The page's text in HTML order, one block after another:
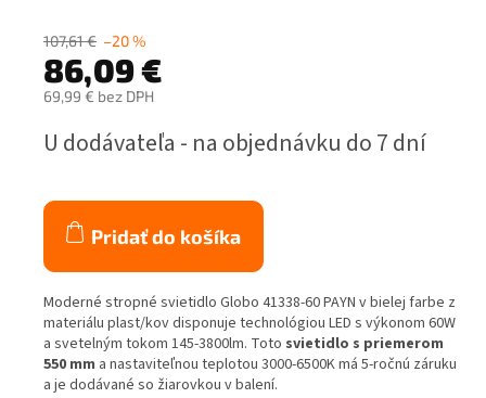
107,61 € –20 %
86,09 €
69,99 € bez DPH
cena:
U dodávateľa - na objednávku do 7 dní
Pridať do košíka
Moderné stropné svietidlo Globo 41338-60 PAYN v bielej farbe z
materiálu plast/kov disponuje technológiou LED s výkonom 60W
a svetelným tokom 145-3800lm. Toto svietidlo s priemerom
550 mm a nastaviteľnou teplotou 3000-6500K má 5-ročnú záruku
a je dodávané so žiarovkou v balení.